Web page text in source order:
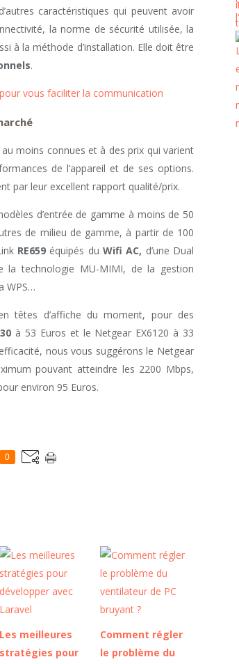
caractéristiques qui peuvent avoir
la norme de sécurité utilisée, la
à la méthode d’installation. Elle doit être
.
vous faciliter la communication
moins connues et à des prix qui varient
de l’appareil et de ses options.
par leur excellent rapport qualité/prix.
d’entrée de gamme à moins de 50
de milieu de gamme, à partir de 100
RE659équipés du Wifi AC, d’une Dual
la technologie MU-MIMI, de la gestion
WPS…
têtes d’affiche du moment, pour des
à 53 Euros et le Netgear EX6120 à 33
nous vous suggérons le Netgear
pouvant atteindre les 2200 Mbps,
environ 95 Euros.
0
Les meilleures
stratégies pour
Comment régler
le problème du